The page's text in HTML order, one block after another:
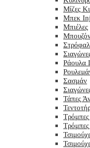
Μίζες
Μπεκ
Μπιέλες
Ράουλα
Σασμάν
Τάπες